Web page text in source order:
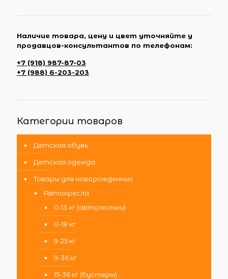
Наличие товара, цену и цвет уточняйте у
продавцов-консультантов по телефонам:
+7 (918) 987-87-03
+7 (988) 6-203-203
Категории товаров
Детская обувь
Детская одежда
Товары для новорожденных
Автокресла
0-13 кг (автолюльки)
0-18 кг
9-25 кг
9-36 кг
15-36 кг (бустеры)